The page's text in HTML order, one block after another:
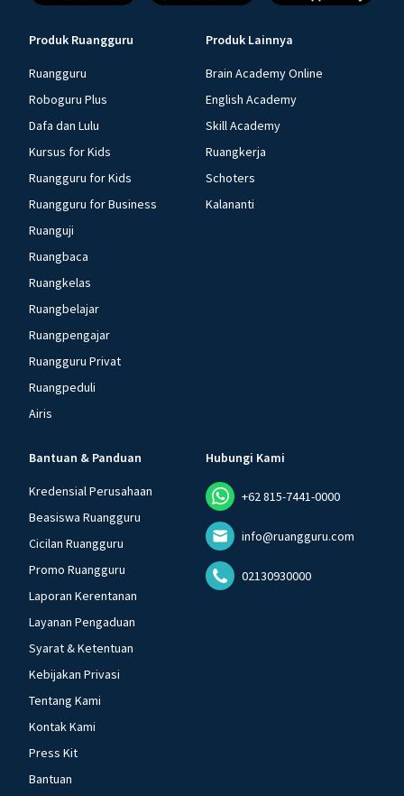
Produk Ruangguru
Ruangguru
Roboguru Plus
Dafa dan Lulu
Kursus for Kids
Ruangguru for Kids
Ruangguru for Business
Ruanguji
Ruangbaca
Ruangkelas
Ruangbelajar
Ruangpengajar
Ruangguru Privat
Ruangpeduli
Airis
Produk Lainnya
Brain Academy Online
English Academy
Skill Academy
Ruangkerja
Schoters
Kalananti
Bantuan & Panduan
Kredensial Perusahaan
Beasiswa Ruangguru
Cicilan Ruangguru
Promo Ruangguru
Laporan Kerentanan
Layanan Pengaduan
Syarat & Ketentuan
Kebijakan Privasi
Tentang Kami
Kontak Kami
Press Kit
Bantuan
Hubungi Kami
+62 815-7441-0000
info@ruangguru.com
02130930000